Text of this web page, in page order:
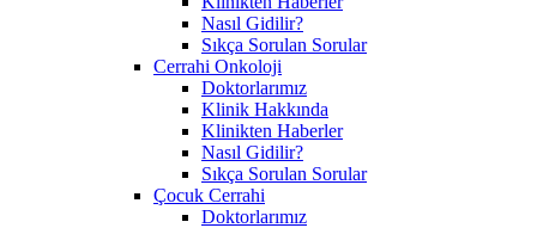
Nasıl Gidilir?
Sıkça Sorulan Sorular
Cerrahi Onkoloji
Doktorlarımız
Klinik Hakkında
Klinikten Haberler
Nasıl Gidilir?
Sıkça Sorulan Sorular
Çocuk Cerrahi
Doktorlarımız